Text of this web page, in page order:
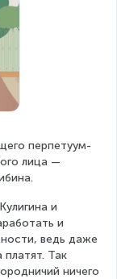
перпетуум-
лица —
и
и
ведь даже
платят. Так
ничего